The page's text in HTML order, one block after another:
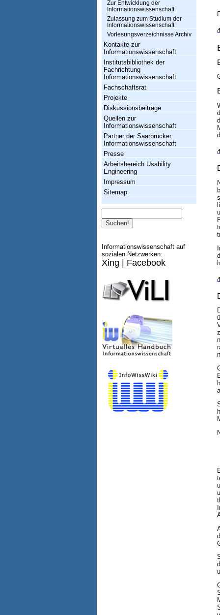
s
s
e
n
s
c
h
a
f
t
Zur Entwicklung der
Informationswissenschaft
Zulassung zum Studium der
Informationswissenschaft
Vorlesungsverzeichnisse Archiv
Kontakte zur
Informationswissenschaft
Institutsbibliothek der
Fachrichtung
Informationswissenschaft
Fachschaftsrat
Projekte
Diskussionsbeiträge
Quellen zur
Informationswissenschaft
Partner der Saarbrücker
Informationswissenschaft
Presse
Arbeitsbereich Usability
Engineering
Impressum
Sitemap
Informationswissenschaft auf
sozialen Netzwerken:
Xing Facebook